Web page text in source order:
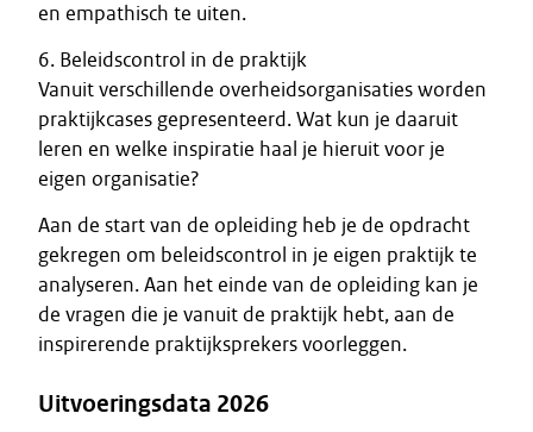
en empathisch te uiten.
6. Beleidscontrol in de praktijk
Vanuit verschillende overheidsorganisaties worden
praktijkcases gepresenteerd. Wat kun je daaruit
leren en welke inspiratie haal je hieruit voor je
eigen organisatie?
Aan de start van de opleiding heb je de opdracht
gekregen om beleidscontrol in je eigen praktijk te
analyseren. Aan het einde van de opleiding kan je
de vragen die je vanuit de praktijk hebt, aan de
inspirerende praktijksprekers voorleggen.
Uitvoeringsdata 2026